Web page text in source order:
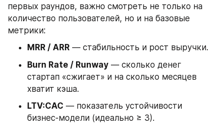
первых раундов, важно смотреть не только на
количество пользователей, но и на базовые
метрики:
MRR / ARR — стабильность и рост выручки.
Burn Rate / Runway — сколько денег
стартап «сжигает» и на сколько месяцев
хватит кэша.
LTV:CAC — показатель устойчивости
бизнес-модели (идеально ≥ 3).